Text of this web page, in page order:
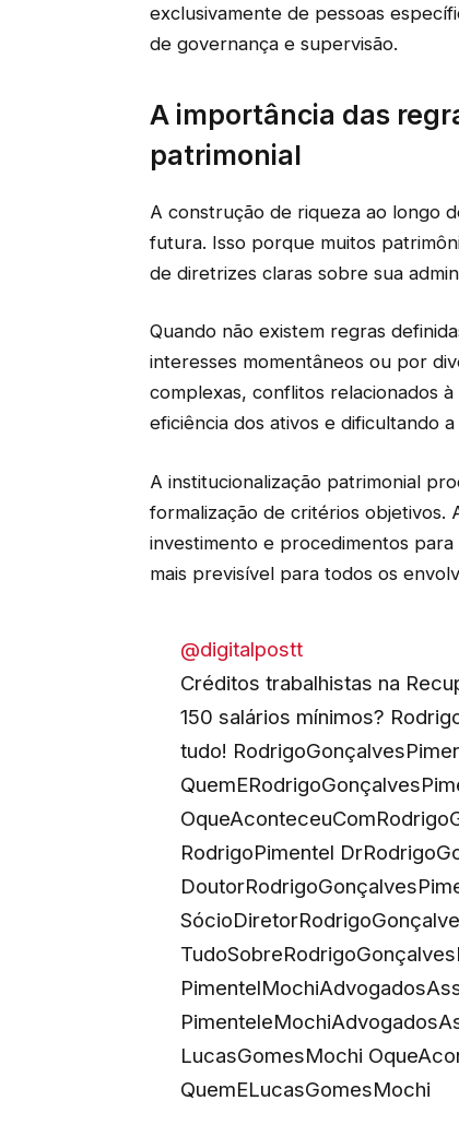
exclusivamente de pessoas
de governança e supervisão.
A importância das
patrimonial
A construção de riqueza ao longo
futura. Isso porque muitos
de diretrizes claras sobre sua
Quando não existem regras
interesses momentâneos ou por
complexas, conflitos relacionados
eficiência dos ativos e dificultando
A institucionalização patrimonial
formalização de critérios objetivos.
investimento e procedimentos
mais previsível para todos os
@digitalpostt
Créditos trabalhistas na
150 salários mínimos?
tudo!
RodrigoPimentel
LucasGomesMochi
QuemELucasGomesMochi